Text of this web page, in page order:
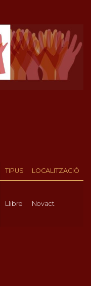
TIPUS LOCALITZACIÓ
Llibre Novact